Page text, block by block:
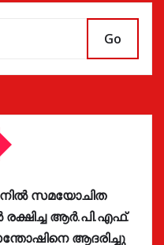
Go
സമയോചിത
ആർ.പി.എഫ്.
ആദരിച്ചു